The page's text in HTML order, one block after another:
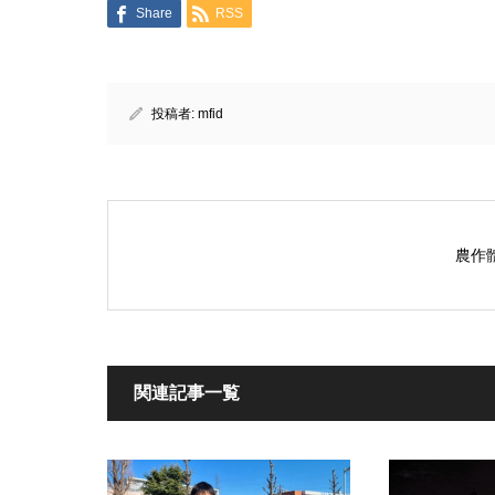
Share RSS
投稿者: mfid
農作
関連記事一覧